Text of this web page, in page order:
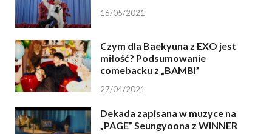
16/05/2021
Czym dla Baekyuna z EXO jest
miłość? Podsumowanie
comebacku z „BAMBI”
27/04/2021
Dekada zapisana w muzyce na
„PAGE” Seungyoona z WINNER